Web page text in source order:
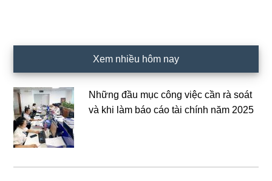
Xem nhiều hôm nay
Những đầu mục công việc cần rà soát
và khi làm báo cáo tài chính năm 2025